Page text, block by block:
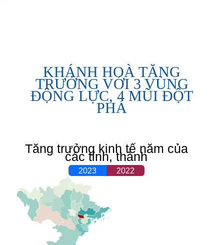
KHÁNH HOÀ TĂNG
TRƯỞNG VỚI 3 VÙNG
ĐỘNG LỰC, 4 MŨI ĐỘT
PHÁ